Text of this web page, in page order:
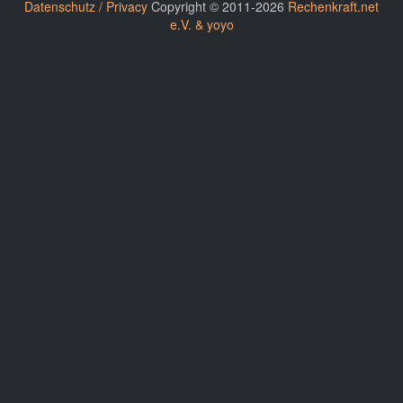
Datenschutz / Privacy Copyright © 2011-2026 Rechenkraft.net
e.V. & yoyo